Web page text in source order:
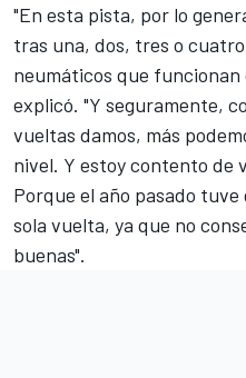
"En esta pista, por lo
tras una, dos, tres o
neumáticos que
explicó. "Y seguramente,
vueltas damos, más
nivel. Y estoy contento de
Porque el año pasado
sola vuelta, ya que no
buenas".